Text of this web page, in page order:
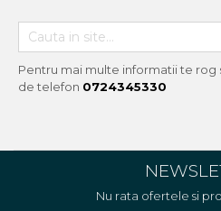
Pentru mai multe informatii te rog
de telefon 0724345330
Nu rata ofertele si